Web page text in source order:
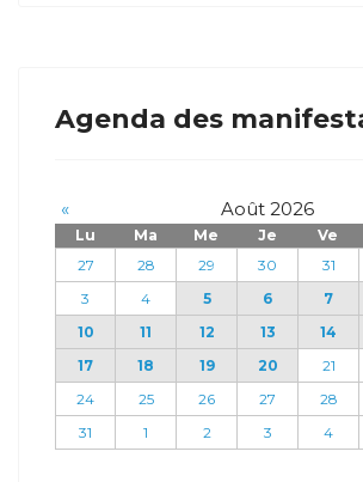
Agenda des
« Août 2026
Lu Ma Me Je Ve
27
28 29 30 31
3
4 5 6 7
10
11 12 13 14
17
18 19 20 21
24
25 26 27 28
31
1 2 3 4